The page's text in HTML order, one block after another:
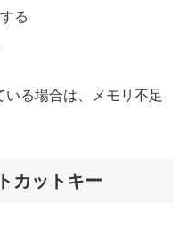
る
る場合は、メモリ不足
カットキー